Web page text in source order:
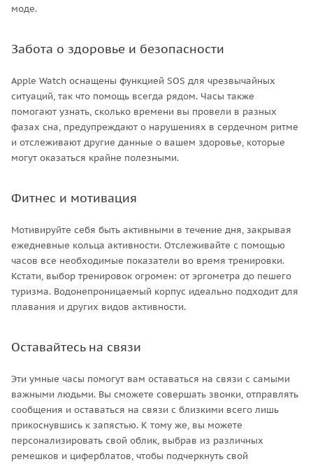
моде.
Забота о здоровье и безопасности
Apple Watch оснащены функцией SOS для чрезвычайных
ситуаций, так что помощь всегда рядом. Часы также
помогают узнать, сколько времени вы провели в разных
фазах сна, предупреждают о нарушениях в сердечном ритме
и отслеживают другие данные о вашем здоровье, которые
могут оказаться крайне полезными.
Фитнес и мотивация
Мотивируйте себя быть активными в течение дня, закрывая
ежедневные кольца активности. Отслеживайте с помощью
часов все необходимые показатели во время тренировки.
Кстати, выбор тренировок огромен: от эргометра до пешего
туризма. Водонепроницаемый корпус идеально подходит для
плавания и других видов активности.
Оставайтесь на связи
Эти умные часы помогут вам оставаться на связи с самыми
важными людьми. Вы сможете совершать звонки, отправлять
сообщения и оставаться на связи с близкими всего лишь
прикоснувшись к запястью. К тому же, вы можете
персонализировать свой облик, выбрав из различных
ремешков и циферблатов, чтобы подчеркнуть свой